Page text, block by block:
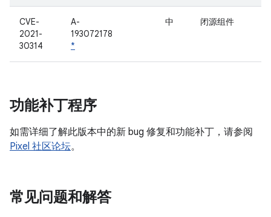
CVE-
2021-
30314
A-
193072178
*
中 闭源组件
功能补丁程序
如需详细了解此版本中的新 bug 修复和功能补丁，请参阅
Pixel 社区论坛。
常见问题和解答